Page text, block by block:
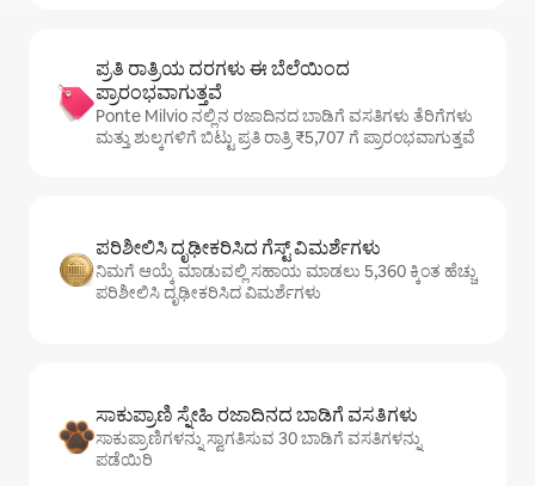
ಪ್ರತಿ ರಾತ್ರಿಯ ದರಗಳು ಈ ಬೆಲೆಯಿಂದ
ಪ್ರಾರಂಭವಾಗುತ್ತವೆ
Ponte Milvio ನಲ್ಲಿನ ರಜಾದಿನದ ಬಾಡಿಗೆ ವಸತಿಗಳು ತೆರಿಗೆಗಳು
ಮತ್ತು ಶುಲ್ಕಗಳಿಗೆ ಬಿಟ್ಟು ಪ್ರತಿ ರಾತ್ರಿ ₹5,707 ಗೆ ಪ್ರಾರಂಭವಾಗುತ್ತವೆ
ಪರಿಶೀಲಿಸಿ ದೃಢೀಕರಿಸಿದ ಗೆಸ್ಟ್ ವಿಮರ್ಶೆಗಳು
ನಿಮಗೆ ಆಯ್ಕೆ ಮಾಡುವಲ್ಲಿ ಸಹಾಯ ಮಾಡಲು 5,360 ಕ್ಕಿಂತ ಹೆಚ್ಚು
ಪರಿಶೀಲಿಸಿ ದೃಢೀಕರಿಸಿದ ವಿಮರ್ಶೆಗಳು
ಸಾಕುಪ್ರಾಣಿ ಸ್ನೇಹಿ ರಜಾದಿನದ ಬಾಡಿಗೆ ವಸತಿಗಳು
ಸಾಕುಪ್ರಾಣಿಗಳನ್ನು ಸ್ವಾಗತಿಸುವ 30 ಬಾಡಿಗೆ ವಸತಿಗಳನ್ನು
ಪಡೆಯಿರಿ